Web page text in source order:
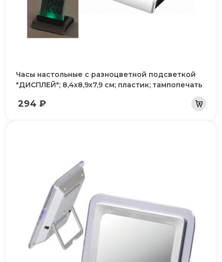
Часы настольные с разноцветной подсветкой
"ДИСПЛЕЙ"; 8,4х8,9х7,9 см; пластик; тампопечать
294 ₽